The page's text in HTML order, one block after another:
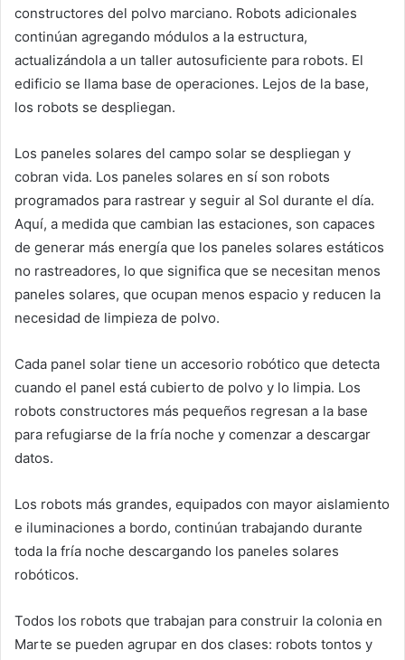
constructores del polvo marciano. Robots adicionales
continúan agregando módulos a la estructura,
actualizándola a un taller autosuficiente para robots. El
edificio se llama base de operaciones. Lejos de la base,
los robots se despliegan.
Los paneles solares del campo solar se despliegan y
cobran vida. Los paneles solares en sí son robots
programados para rastrear y seguir al Sol durante el día.
Aquí, a medida que cambian las estaciones, son capaces
de generar más energía que los paneles solares estáticos
no rastreadores, lo que significa que se necesitan menos
paneles solares, que ocupan menos espacio y reducen la
necesidad de limpieza de polvo.
Cada panel solar tiene un accesorio robótico que detecta
cuando el panel está cubierto de polvo y lo limpia. Los
robots constructores más pequeños regresan a la base
para refugiarse de la fría noche y comenzar a descargar
datos.
Los robots más grandes, equipados con mayor aislamiento
e iluminaciones a bordo, continúan trabajando durante
toda la fría noche descargando los paneles solares
robóticos.
Todos los robots que trabajan para construir la colonia en
Marte se pueden agrupar en dos clases: robots tontos y